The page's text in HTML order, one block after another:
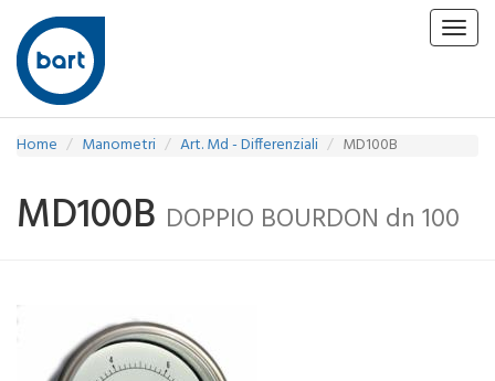
Home Manometri Art. Md - Differenziali MD100B
MD100B DOPPIO BOURDON dn 100